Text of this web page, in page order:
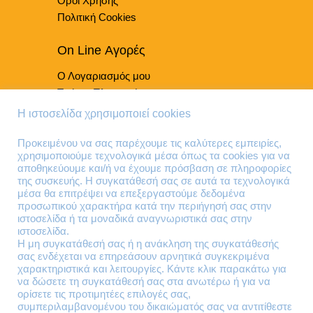
Πολιτική Cookies
On Line Αγορές
Ο Λογαριασμός μου
Τρόποι Πληρωμής
Τρόποι Παράδοσης
Τηλέφωνα Επικοινωνίας
210 41 13 636
210 41 13 280
Διεύθυνση
Θηβών 220
Άγιος Ιωάννης
Ρέντης
Τ.Κ. 182 33
Η ιστοσελίδα χρησιμοποιεί cookies
Προκειμένου να σας παρέχουμε τις καλύτερες εμπειρίες,
χρησιμοποιούμε τεχνολογικά μέσα όπως τα cookies για να
αποθηκεύουμε και/ή να έχουμε πρόσβαση σε πληροφορίες
της συσκευής. Η συγκατάθεσή σας σε αυτά τα τεχνολογικά
μέσα θα επιτρέψει να επεξεργαστούμε δεδομένα
προσωπικού χαρακτήρα κατά την περιήγησή σας στην
ιστοσελίδα ή τα μοναδικά αναγνωριστικά σας στην
ιστοσελίδα.
Η μη συγκατάθεσή σας ή η ανάκληση της συγκατάθεσής
σας ενδέχεται να επηρεάσουν αρνητικά συγκεκριμένα
χαρακτηριστικά και λειτουργίες. Κάντε κλικ παρακάτω για
να δώσετε τη συγκατάθεσή σας στα ανωτέρω ή για να
ορίσετε τις προτιμητέες επιλογές σας,
συμπεριλαμβανομένου του δικαιώματός σας να αντιτίθεστε